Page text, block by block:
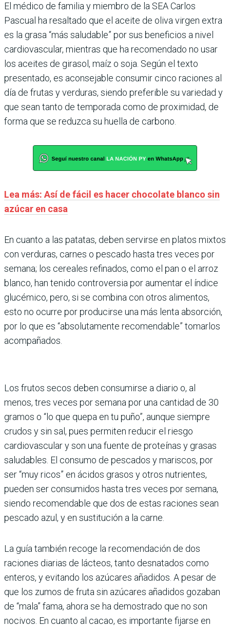
El médico de familia y miembro de la SEA Carlos
Pascual ha resaltado que el aceite de oliva virgen extra
es la grasa “más saludable” por sus beneficios a nivel
cardiovascular, mientras que ha recomendado no usar
los aceites de girasol, maíz o soja. Según el texto
presentado, es aconsejable consumir cinco raciones al
día de frutas y verduras, siendo preferible su variedad y
que sean tanto de temporada como de proximidad, de
forma que se reduzca su huella de carbono.
Lea más: Así de fácil es hacer chocolate blanco sin
azúcar en casa
En cuanto a las patatas, deben servirse en platos mixtos
con verduras, carnes o pescado hasta tres veces por
semana; los cereales refinados, como el pan o el arroz
blanco, han tenido controversia por aumentar el índice
glucémico, pero, si se combina con otros alimentos,
esto no ocurre por producirse una más lenta absorción,
por lo que es “absolutamente recomendable” tomarlos
acompañados.
Los frutos secos deben consumirse a diario o, al
menos, tres veces por semana por una cantidad de 30
gramos o “lo que quepa en tu puño”, aunque siempre
crudos y sin sal, pues permiten reducir el riesgo
cardiovascular y son una fuente de proteínas y grasas
saludables. El consumo de pescados y mariscos, por
ser “muy ricos” en ácidos grasos y otros nutrientes,
pueden ser consumidos hasta tres veces por semana,
siendo recomendable que dos de estas raciones sean
pescado azul, y en sustitución a la carne.
La guía también recoge la recomendación de dos
raciones diarias de lácteos, tanto desnatados como
enteros, y evitando los azúcares añadidos. A pesar de
que los zumos de fruta sin azúcares añadidos gozaban
de “mala” fama, ahora se ha demostrado que no son
nocivos. En cuanto al cacao, es importante fijarse en